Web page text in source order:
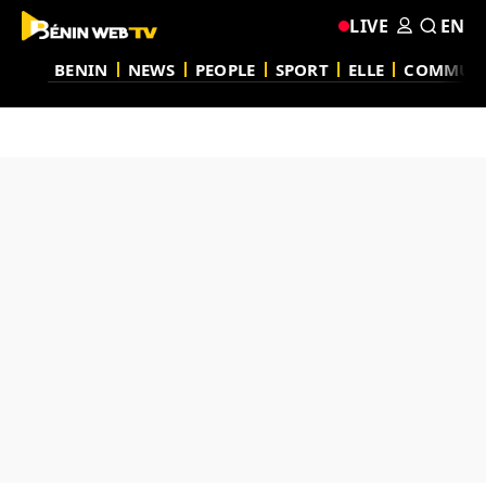
BENIN NEWS PEOPLE SPORT ELLE
LIVE EN